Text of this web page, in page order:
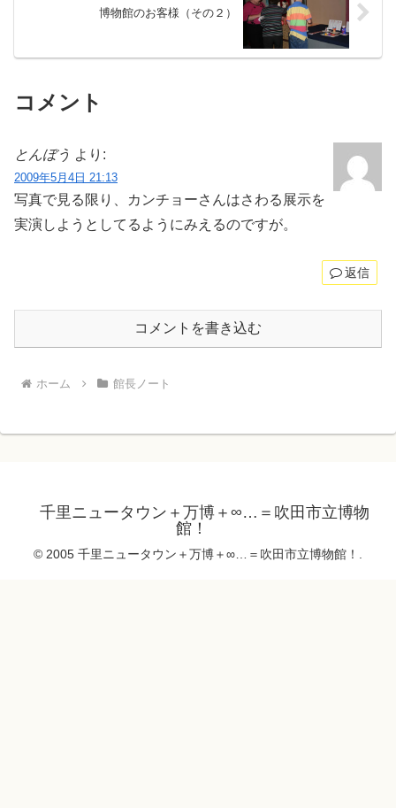
博物館のお客様（その２）
コメント
とんぼう より:
2009年5月4日 21:13
写真で見る限り、カンチョーさんはさわる展示を
実演しようとしてるようにみえるのですが。
返信
コメントを書き込む
ホーム 館長ノート
千里ニュータウン＋万博＋∞…＝吹田市立博物
館！
© 2005 千里ニュータウン＋万博＋∞…＝吹田市立博物館！.